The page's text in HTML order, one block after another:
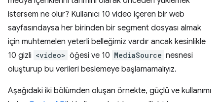
istersem ne olur? Kullanıcı 10 video içeren bir web
sayfasındaysa her birinden bir segment dosyası almak
için muhtemelen yeterli belleğimiz vardır ancak kesinlikle
10 gizli <video> öğesi ve 10 MediaSource nesnesi
oluşturup bu verileri beslemeye başlamamalıyız.
Aşağıdaki iki bölümden oluşan örnekte, güçlü ve kullanımı